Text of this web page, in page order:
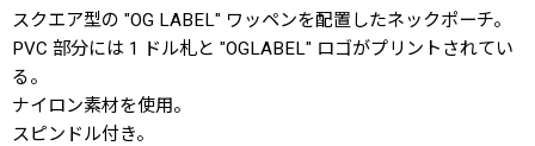
スクエア型の "OG LABEL" ワッペンを配置したネックポーチ。
PVC 部分には 1 ドル札と "OGLABEL" ロゴがプリントされてい
る。
ナイロン素材を使用。
スピンドル付き。